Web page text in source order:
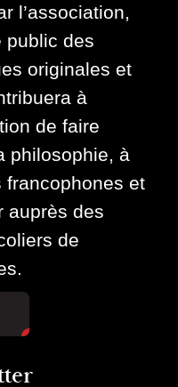
l’association,
public des
originales et
à
de faire
philosophie, à
francophones et
auprès des
de